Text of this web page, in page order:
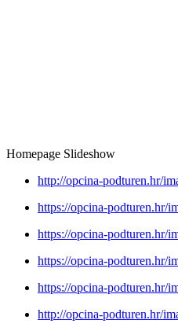
Homepage Slideshow
http://opcina-podturen.hr/
https://opcina-podturen.hr/
https://opcina-podturen.hr/
https://opcina-podturen.hr/
https://opcina-podturen.hr/
http://opcina-podturen.hr/